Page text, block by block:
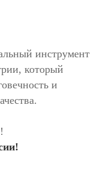
инструмент
который
и